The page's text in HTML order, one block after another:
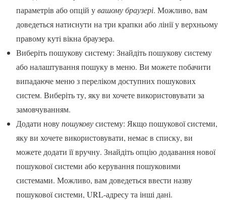
параметрів або опцій увашому браузері. Можливо, вам
доведеться натиснути на три крапки або лінії у верхньому
правому куті вікна браузера.
Виберіть пошукову систему: Знайдіть пошукову систему
або налаштування пошуку в меню. Ви можете побачити
випадаюче меню з переліком доступних пошукових
систем. Виберіть ту, яку ви хочете використовувати за
замовчуванням.
Додати новупошуковусистему: Якщо пошукової системи,
яку ви хочете використовувати, немає в списку, ви
можете додати її вручну. Знайдіть опцію додавання нової
пошукової системи або керування пошуковими
системами. Можливо, вам доведеться ввести назву
пошукової системи, URL-адресу та інші дані.